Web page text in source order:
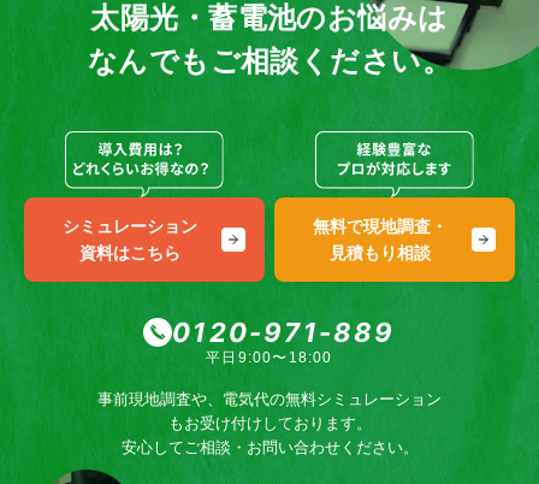
太陽光・蓄電池のお悩みは
なんでもご相談ください。
シミュレーション
資料はこちら
無料で現地調査・
見積もり相談
0120-971-889
平日9:00〜18:00
事前現地調査や、電気代の無料シミュレーション
もお受け付けしております。
安心してご相談・お問い合わせください。